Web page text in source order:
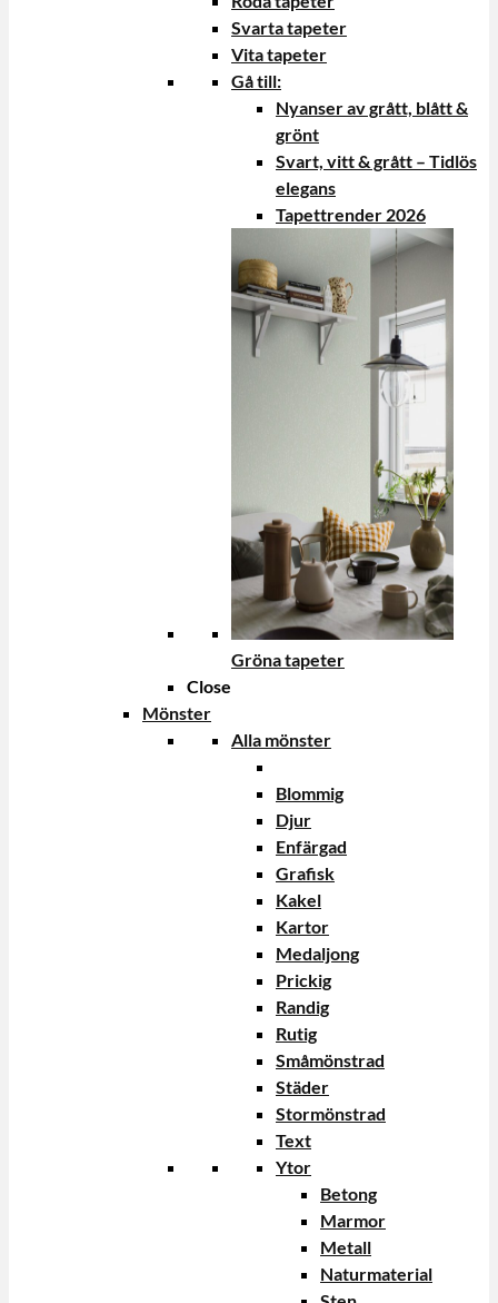
Svarta tapeter
Vita tapeter
Gå till:
Nyanser av grått, blått &
grönt
Svart, vitt & grått – Tidlös
elegans
Tapettrender 2026
Gröna tapeter
Close
Mönster
Alla mönster
Blommig
Djur
Enfärgad
Grafisk
Kakel
Kartor
Medaljong
Prickig
Randig
Rutig
Småmönstrad
Städer
Stormönstrad
Text
Ytor
Betong
Marmor
Metall
Naturmaterial